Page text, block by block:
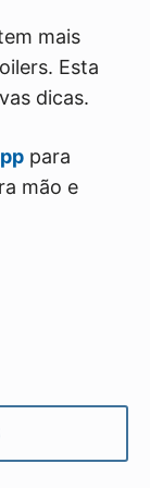
mais
Esta
dicas.
para
mão e